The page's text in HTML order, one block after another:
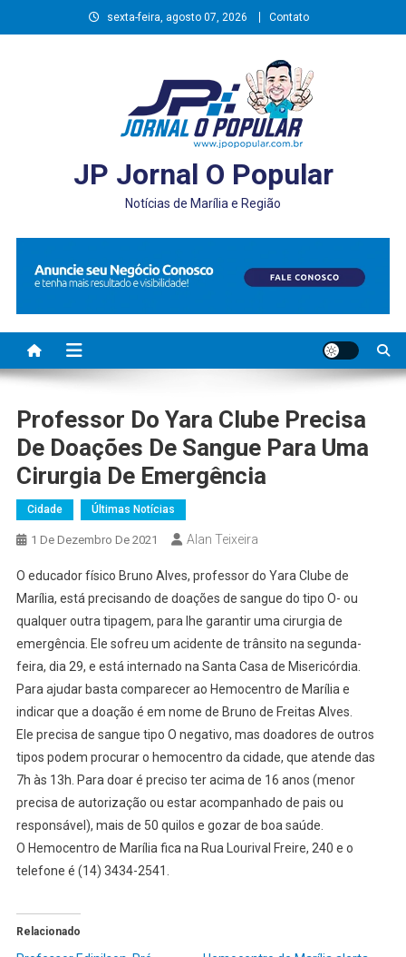
to
sexta-feira, agosto 07, 2026 Contato
JP Jornal O Popular
Notícias de Marília e Região
Professor Do Yara Clube Precisa
De Doações De Sangue Para Uma
Cirurgia De Emergência
Cidade Últimas Notícias
1 De Dezembro De 2021 Alan Teixeira
O educador físico Bruno Alves, professor do Yara Clube de
Marília, está precisando de doações de sangue do tipo O- ou
qualquer outra tipagem, para lhe garantir uma cirurgia de
emergência. Ele sofreu um acidente de trânsito na segunda-
feira, dia 29, e está internado na Santa Casa de Misericórdia.
Para ajudar basta comparecer ao Hemocentro de Marília e
indicar que a doação é em nome de Bruno de Freitas Alves.
Ele precisa de sangue tipo O negativo, mas doadores de outros
tipos podem procurar o hemocentro da cidade, que atende das
7h às 13h. Para doar é preciso ter acima de 16 anos (menor
precisa de autorização ou estar acompanhado de pais ou
responsável), mais de 50 quilos e gozar de boa saúde.
O Hemocentro de Marília fica na Rua Lourival Freire, 240 e o
telefone é (14) 3434-2541.
Relacionado